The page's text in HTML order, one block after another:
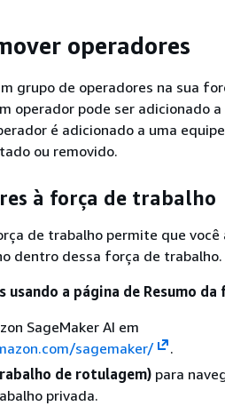
operadores
grupo de operadores na sua
operador pode ser adicionado
é adicionado a uma
ou removido.
à força de trabalho
de trabalho permite que você
dentro dessa força de trabalho.
usando a página de Resumo
SageMaker AI em
sagemaker/
.
de rotulagem) para
privada.